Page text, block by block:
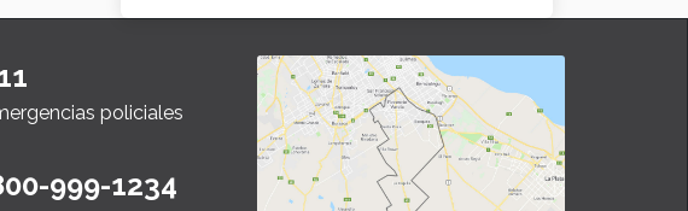
policiales
999-1234